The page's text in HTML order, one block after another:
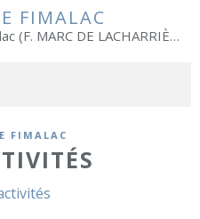
FIMALAC
Toutes les actualités de Fimalac (F. MARC DE LACHARRIÈRE)
FIMALAC